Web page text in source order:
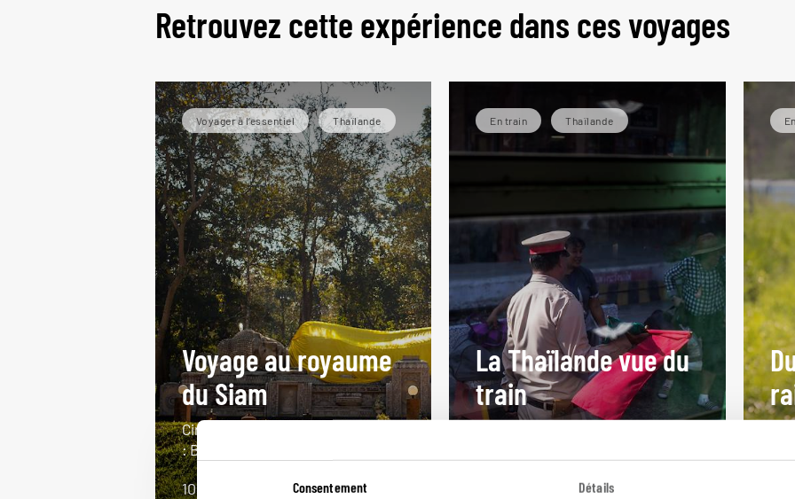
Consentement Détails
Retrouvez cette expérience dans ces voyages
Voyager à l’essentiel Thaïlande
Voyage au royaume
du Siam
Circuit des essentiels en Thaïlande
: Bangkok, Chiang Mai, Koh Samui.
10 jours / 7 nuits
En train Thaïlande
La Thaïlande vue du
train
15 jours / 12 nuits